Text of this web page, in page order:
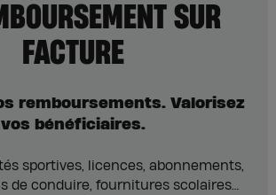
SUR
FACTURE
remboursements. Valorisez
vos bénéficiaires.
sportives, licences, abonnements,
de conduire, fournitures scolaires…